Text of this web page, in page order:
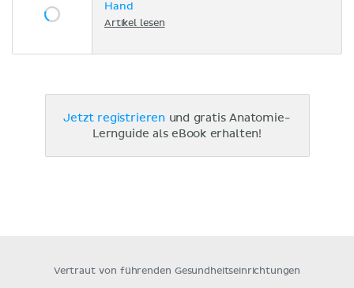
Hand
Artikel lesen
Jetzt registrieren und gratis Anatomie-
Lernguide als eBook erhalten!
Vertraut von führenden Gesundheitseinrichtungen